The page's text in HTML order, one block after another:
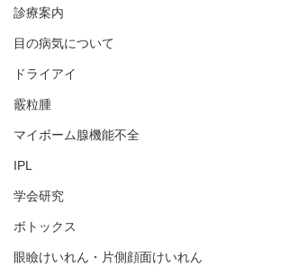
診療案内
目の病気について
ドライアイ
霰粒腫
マイボーム腺機能不全
IPL
学会研究
ボトックス
眼瞼けいれん・片側顔面けいれん